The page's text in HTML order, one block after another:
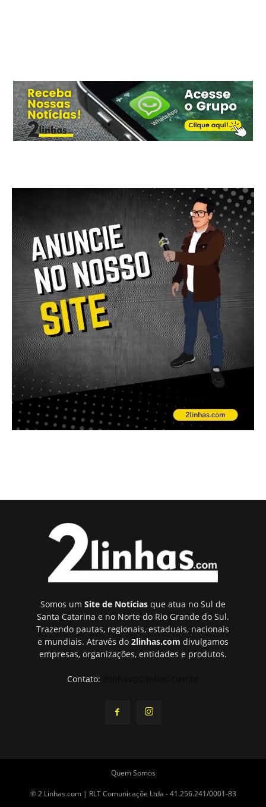
Somos um Site de Notíciasque atua no Sul de
Santa Catarina e no Norte do Rio Grande do Sul.
Trazendo pautas, regionais, estaduais, nacionais
e mundiais. Através do 2linhas.com divulgamos
empresas, organizações, entidades e produtos.
Contato:
Quem Somos
© 2 Linhas.com | RLT Comunicaçõe Ltda - 41.256.241/0001-83